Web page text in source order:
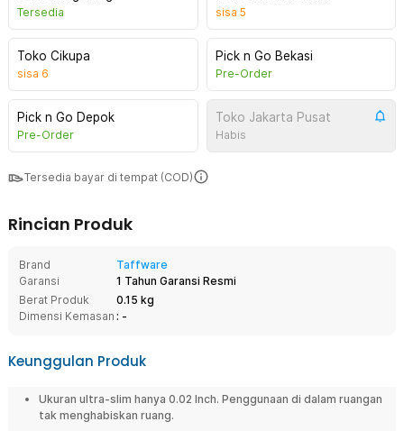
Tersedia sisa 5
Toko Cikupa
sisa 6
Pick n Go Bekasi
Pre-Order
Pick n Go Depok
Pre-Order
Toko Jakarta Pusat
Habis
Tersedia bayar di tempat (COD)
Rincian Produk
Brand
Taffware
Garansi
1 Tahun Garansi Resmi
Berat Produk
0.15 kg
Dimensi Kemasan : -
Keunggulan Produk
Ukuran ultra-slim hanya 0.02 Inch. Penggunaan di dalam ruangan
tak menghabiskan ruang.